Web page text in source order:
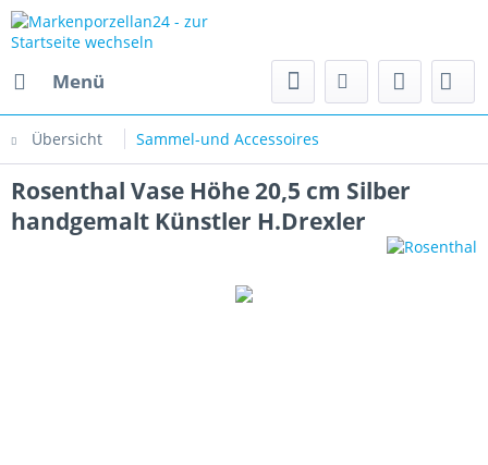
Menü
Übersicht Sammel-und Accessoires
Rosenthal Vase Höhe 20,5 cm Silber
handgemalt Künstler H.Drexler